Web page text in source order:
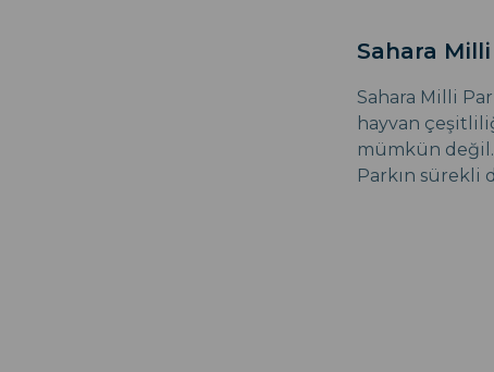
Sahara Milli
Sahara Milli
hayvan
mümkün
Parkın sürekli